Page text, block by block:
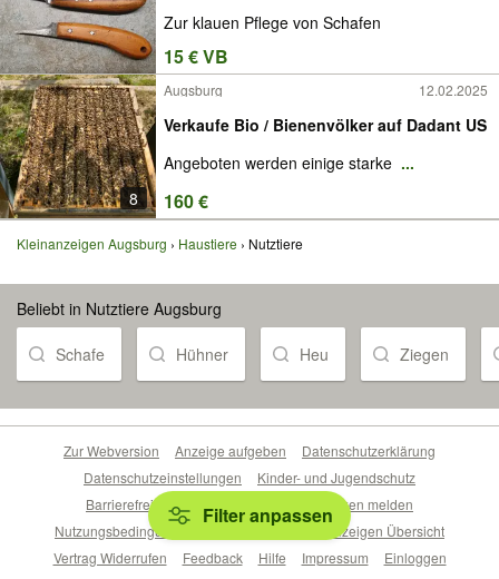
Zur klauen Pflege von Schafen
15 € VB
8
Augsburg 12.02.2025
Verkaufe Bio / Bienenvölker auf Dadant US
Angeboten werden einige starke ...
160 €
Kleinanzeigen Augsburg Haustiere Nutztiere
Beliebt in Nutztiere Augsburg
Schafe Hühner Heu Ziegen
Filter anpassen
Zur Webversion Anzeige aufgeben
Datenschutzerklärung
Datenschutzeinstellungen
Kinder- und Jugendschutz
Barrierefreiheitserklärung
Sicherheitslücken melden
Nutzungsbedingungen
Beliebte Suchen
Anzeigen Übersicht
Vertrag Widerrufen
Feedback Hilfe Impressum Einloggen